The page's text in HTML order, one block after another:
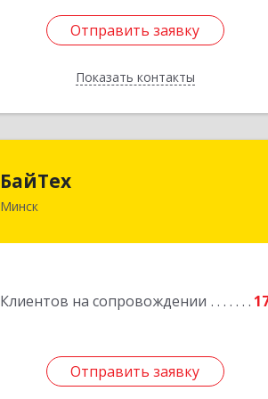
Отправить заявку
Показать контакты
Отправить заявку
Назад
БайТех
Минск
Клиентов на сопровождении
Отправить заявку
Отправить заявку